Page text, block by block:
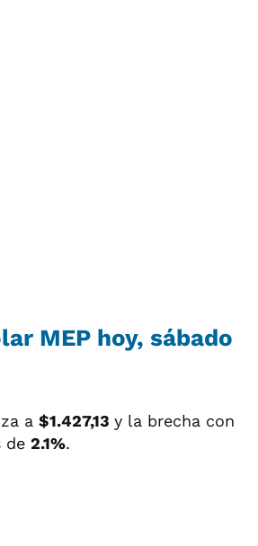
MEP hoy, sábado
a $1.427,13 y la brecha con
de 2.1%.